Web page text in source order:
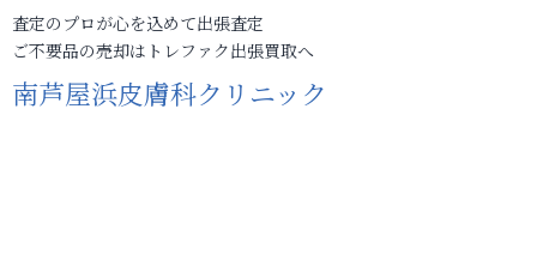
査定のプロが心を込めて出張査定
ご不要品の売却はトレファク出張買取へ
南芦屋浜皮膚科クリニック